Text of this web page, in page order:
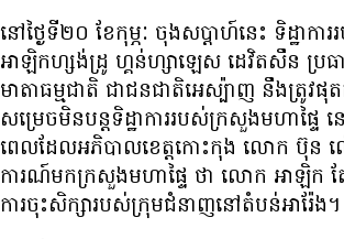
នៅ​ថ្ងៃ​ទី​២០ ខែ​កុម្ភៈ ចុង​សប្ដាហ៍​នេះ ទិដ្ឋាក
អាឡិកហ្សង់ដ្រូ ហ្គន់ហ្សាឡេស ដេវិតសឹន ប្រ
មាតា​ធម្មជាតិ ជា​ជនជាតិ​អេស្ប៉ាញ នឹង​ត្រូវ​
សម្រេច​មិន​បន្ត​ទិដ្ឋាការ​របស់​ក្រសួង​មហាផ្ទៃ
ពេល​ដែល​អភិបាល​ខេត្ត​កោះកុង លោក ប៊ុន
ការណ៍​មក​ក្រសួង​មហាផ្ទៃ ថា លោក អាឡិក តែ
ការ​ចុះ​សិក្សា​របស់​ក្រុម​ជំនាញ​នៅ​តំបន់​អារ៉ែង។